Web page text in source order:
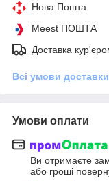
Нова Пошта
Meest ПОШТА
Доставка
Всі умови доставки
Умови оплати
Ви отримаєте
або гроші